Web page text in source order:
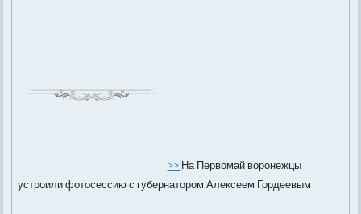
>>На Первомай воронежцы
устроили фотосессию с губернатором Алексеем Гордеевым